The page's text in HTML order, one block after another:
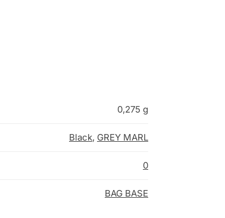
0,275 g
Black, GREY MARL
0
BAG BASE